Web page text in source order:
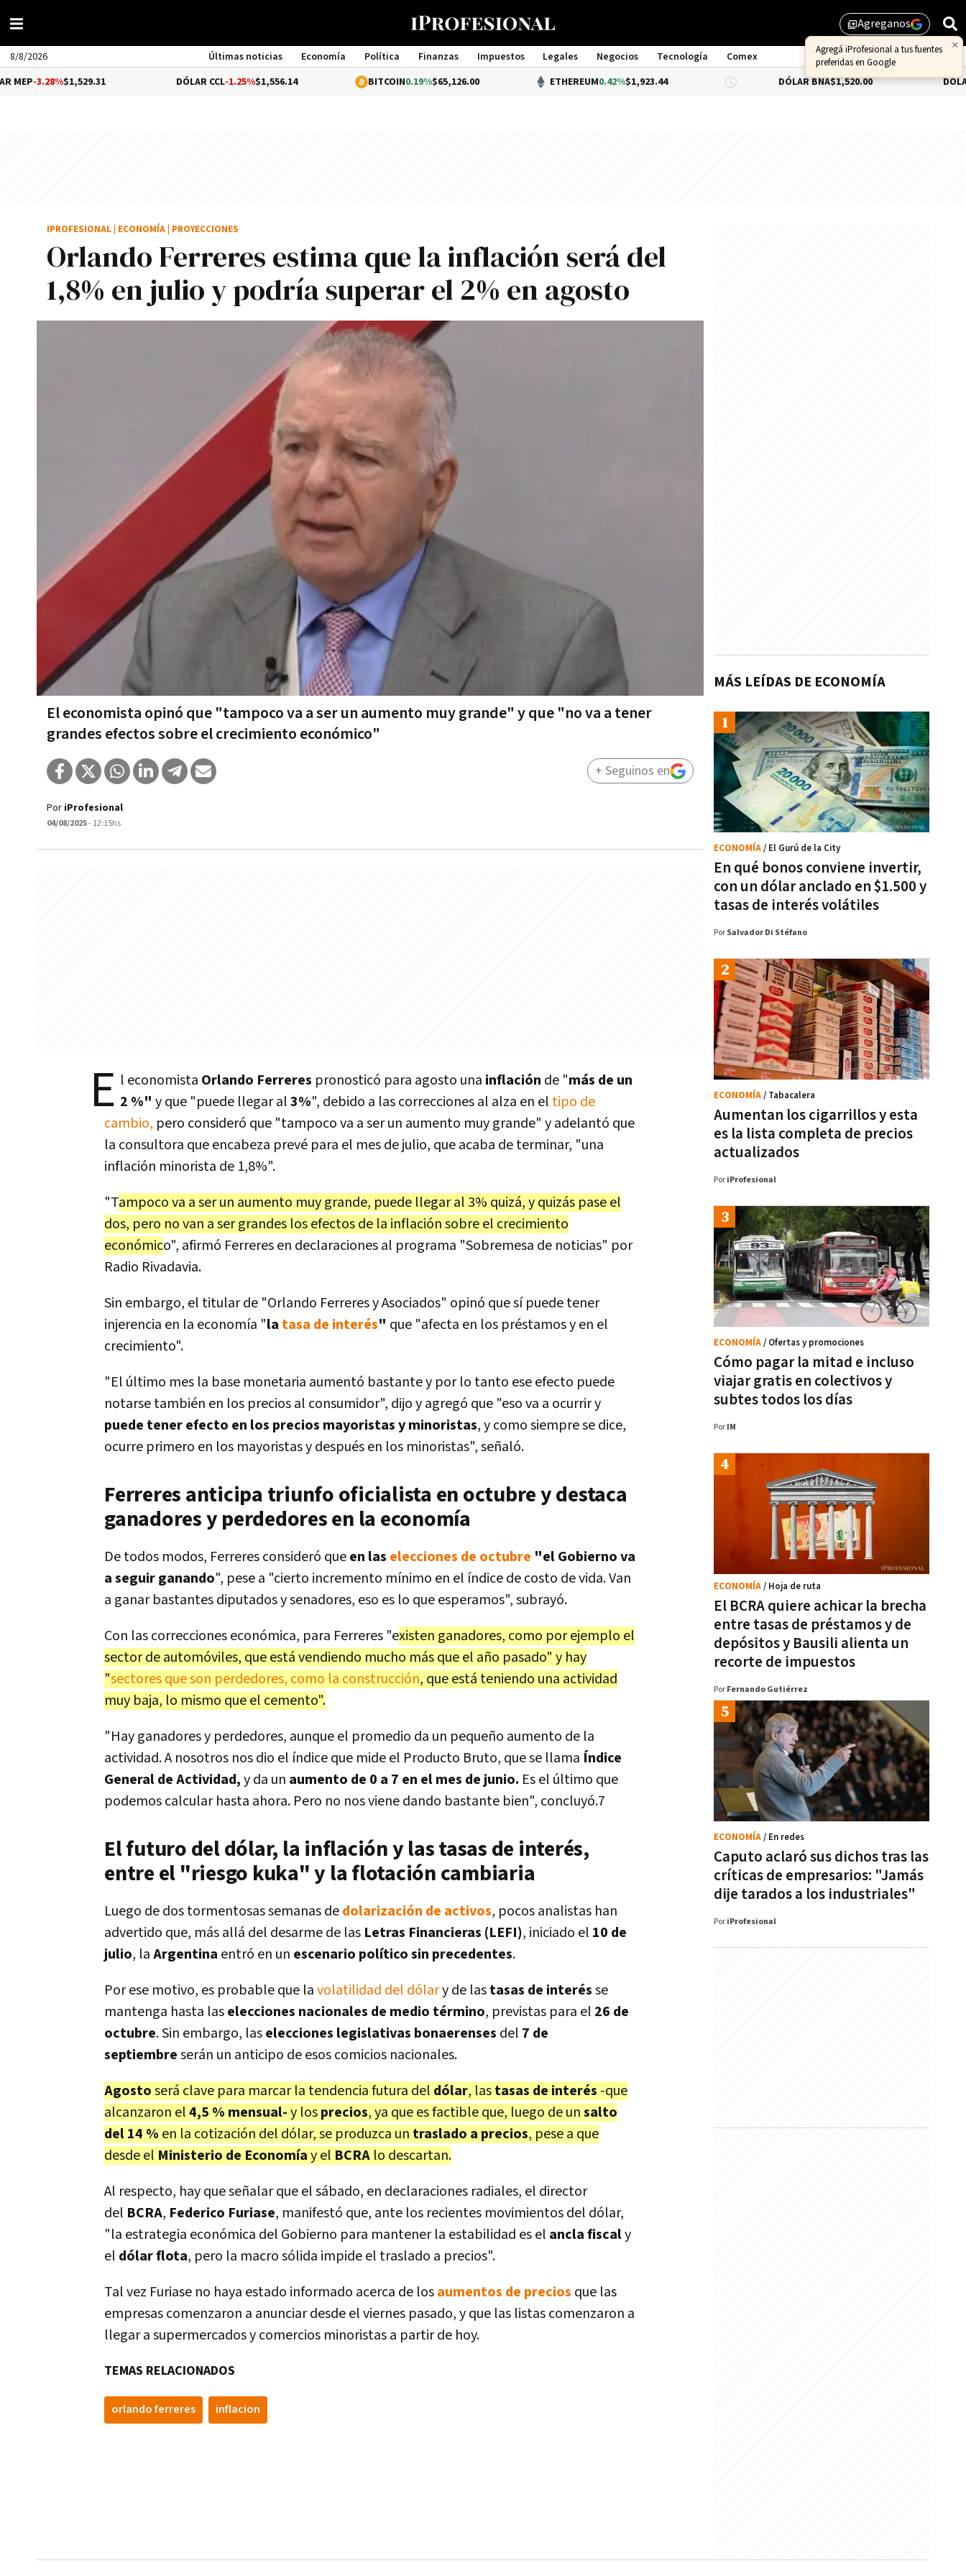
library_addAgreganos
×
Agregá iProfesional a tus fuentes
preferidas en Google
8/8/2026 Últimas noticias Economía Política Finanzas Impuestos Legales Negocios Tecnología
Comex
Management
$1,529.31 -1.25%$1,556.14 BITCOIN0.19%$65,126.00 ETHEREUM 0.42%$1,923.44 DÓLAR BNA$1,520.00 DÓLAR BLUE-
Orlando Ferreres estima que la inflación será del
1,8% en julio y podría superar el 2% en agosto
El economista opinó que "tampoco va a ser un aumento muy grande" y que "no va a tener
grandes efectos sobre el crecimiento económico"
IPROFESIONAL ECONOMÍA PROYECCIONES
Por iProfesional
04/08/2025- 12:15hs
+ Seguinos en
E l economista Orlando Ferreres pronosticó para agosto una inflación de "más de un
2 %" y que "puede llegar al3%", debido a las correcciones al alza en el tipo de
cambio, pero consideró que "tampoco va a ser un aumento muy grande" y adelantó que
la consultora que encabeza prevé para el mes de julio, que acaba de terminar, "una
inflación minorista de 1,8%".
"Tampoco va a ser un aumento muy grande, puede llegar al 3% quizá, y quizás pase el
dos, pero no van a ser grandes los efectos de la inflación sobre el crecimiento
económico", afirmó Ferreres en declaraciones al programa "Sobremesa de noticias" por
Radio Rivadavia.
Sin embargo, el titular de "Orlando Ferreres y Asociados" opinó que sí puede tener
injerencia en la economía "la tasa de interés" que "afecta en los préstamos y en el
crecimiento".
"El último mes la base monetaria aumentó bastante y por lo tanto ese efecto puede
notarse también en los precios al consumidor", dijo y agregó que "eso va a ocurrir y
puede tener efecto en los precios mayoristas y minoristas, y como siempre se dice,
ocurre primero en los mayoristas y después en los minoristas", señaló.
Ferreres anticipa triunfo oficialista en octubre y destaca
ganadores y perdedores en la economía
De todos modos, Ferreres consideró queen las elecciones de octubre "el Gobierno va
a seguir ganando", pese a "cierto incremento mínimo en el índice de costo de vida. Van
a ganar bastantes diputados y senadores, eso es lo que esperamos", subrayó.
Con las correcciones económica, para Ferreres "existen ganadores, como por ejemplo el
sector de automóviles, que está vendiendo mucho más que el año pasado" y hay
"sectores que son perdedores, como la construcción, que está teniendo una actividad
muy baja, lo mismo que el cemento".
"Hay ganadores y perdedores, aunque el promedio da un pequeño aumento de la
actividad. A nosotros nos dio el índice que mide el Producto Bruto, que se llama Índice
General de Actividad,y da un aumento de 0 a 7 en el mes de junio. Es el último que
podemos calcular hasta ahora. Pero no nos viene dando bastante bien", concluyó.7
El futuro del dólar, la inflación y las tasas de interés,
entre el "riesgo kuka" y la flotación cambiaria
Luego de dos tormentosas semanas dedolarización de activos, pocos analistas han
advertido que, más allá del desarme de las Letras Financieras (LEFI), iniciado el 10 de
julio, laArgentina entró en un escenario político sin precedentes.
Por ese motivo, es probable que lavolatilidad del dólary de lastasas de interésse
mantenga hasta laselecciones nacionales de medio término, previstas para el 26 de
octubre. Sin embargo, laselecciones legislativas bonaerenses del 7 de
septiembreserán un anticipo de esos comicios nacionales.
Agostoserá clave para marcar la tendencia futura del dólar, lastasas de interés -que
alcanzaron el4,5 % mensual-y losprecios, ya que es factible que, luego de unsalto
del 14 % en la cotización del dólar, se produzca un traslado a precios, pese a que
desde el Ministerio de Economíay el BCRA lo descartan.
Al respecto, hay que señalar que el sábado, en declaraciones radiales, el director
del BCRA, Federico Furiase, manifestó que, ante los recientes movimientos del dólar,
"la estrategia económica del Gobierno para mantener la estabilidad es el ancla fiscaly
el dólar flota, pero la macro sólida impide el traslado a precios".
Tal vez Furiase no haya estado informado acerca de losaumentos de precios que las
empresas comenzaron a anunciar desde el viernes pasado, y que las listas comenzaron a
llegar a supermercados y comercios minoristas a partir de hoy.
TEMAS RELACIONADOS
orlando ferreres inflacion
MÁS LEÍDAS DE ECONOMÍA
En qué bonos conviene invertir,
con un dólar anclado en $1.500 y
tasas de interés volátiles
ECONOMÍA/ El Gurú de la City
Por Salvador Di Stéfano
Aumentan los cigarrillos y esta
es la lista completa de precios
actualizados
ECONOMÍA/ Tabacalera
Por iProfesional
Cómo pagar la mitad e incluso
viajar gratis en colectivos y
subtes todos los días
ECONOMÍA/ Ofertas y promociones
Por IM
El BCRA quiere achicar la brecha
entre tasas de préstamos y de
depósitos y Bausili alienta un
recorte de impuestos
ECONOMÍA/ Hoja de ruta
Por Fernando Gutiérrez
Caputo aclaró sus dichos tras las
críticas de empresarios: "Jamás
dije tarados a los industriales"
ECONOMÍA/ En redes
Por iProfesional